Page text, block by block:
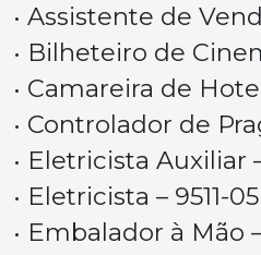
• Assistente de
• Bilheteiro de
• Camareira de Hotel
• Controlador de
• Eletricista Auxiliar
• Eletricista – 9511-05
• Embalador à Mão